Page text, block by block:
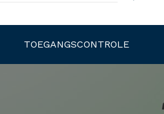
TOEGANGSCONTROLE